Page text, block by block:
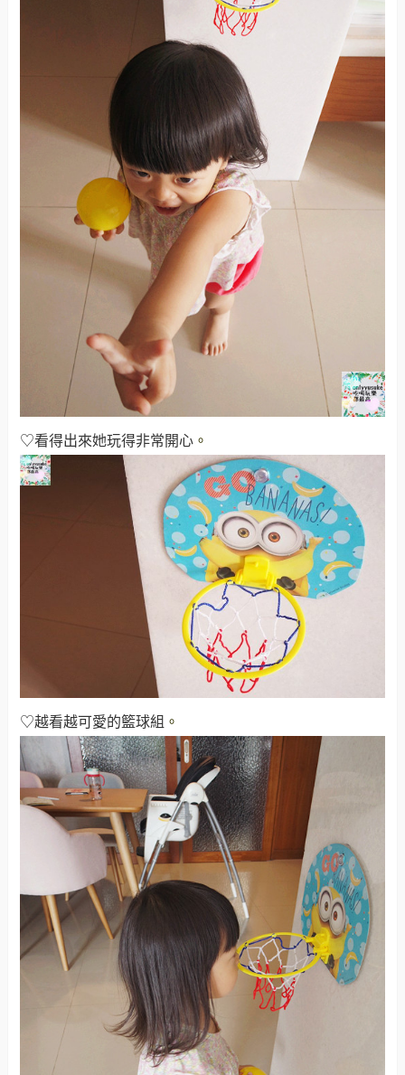
♡看得出來她玩得非常開心 。
♡越看越可愛的籃球組 。